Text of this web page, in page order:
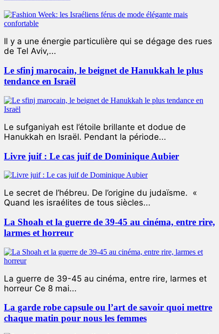
Il y a une énergie particulière qui se dégage des rues
de Tel Aviv,...
Le sfinj marocain, le beignet de Hanukkah le plus
tendance en Israël
Le sufganiyah est l’étoile brillante et dodue de
Hanukkah en Israël. Pendant la période...
Livre juif : Le cas juif de Dominique Aubier
Le secret de l’hébreu. De l’origine du judaïsme. «
Quand les israélites de tous siècles...
La Shoah et la guerre de 39-45 au cinéma, entre rire,
larmes et horreur
La guerre de 39-45 au cinéma, entre rire, larmes et
horreur Ce 8 mai...
La garde robe capsule ou l’art de savoir quoi mettre
chaque matin pour nous les femmes